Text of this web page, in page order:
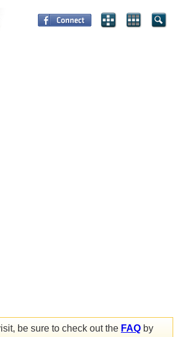
be sure to check out the FAQ by